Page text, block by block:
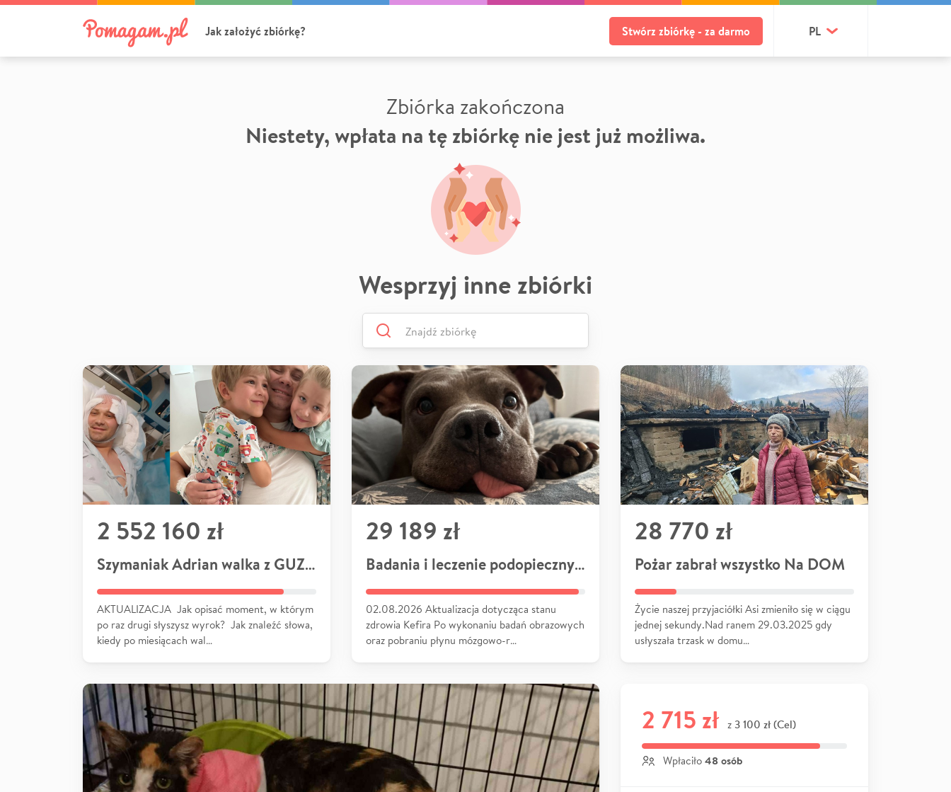
Jak założyć zbiórkę? Stwórz zbiórkę - za darmo PL
Zbiórka zakończona
Niestety, wpłata na tę zbiórkę nie jest już możliwa.
Wesprzyj inne zbiórki
2 552 160 zł
Szymaniak Adrian walka z GUZEM
AKTUALIZACJA Jak opisać moment, w którym
po raz drugi słyszysz wyrok? Jak znaleźć słowa,
kiedy po miesiącach wal…
29 189 zł
Badania i leczenie podopiecznych
02.08.2026 Aktualizacja dotycząca stanu
zdrowia Kefira Po wykonaniu badań obrazowych
oraz pobraniu płynu mózgowo-r…
28 770 zł
Pożar zabrał wszystko Na DOM
Życie naszej przyjaciółki Asi zmieniło się w ciągu
jednej sekundy.Nad ranem 29.03.2025 gdy
usłyszała trzask w domu…
2 715 zł z 3 100 zł (Cel)
Wpłaciło 48 osób